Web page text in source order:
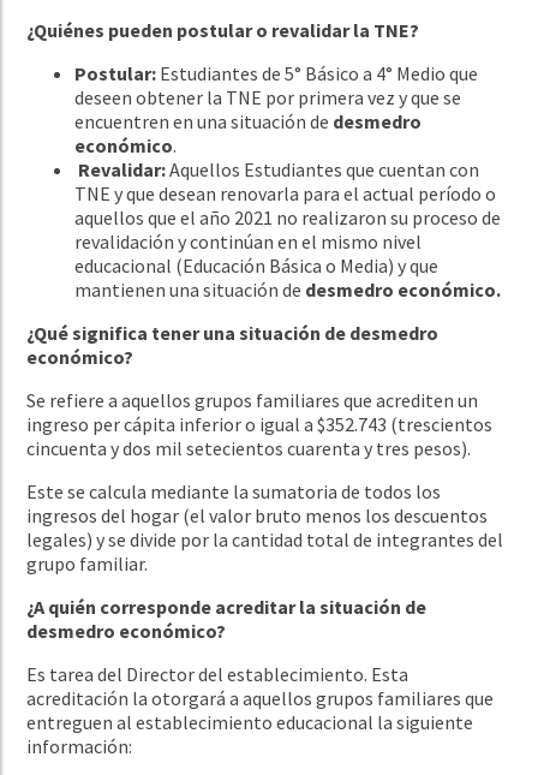
¿Quiénes pueden postular o revalidar la TNE?
Postular: Estudiantes de 5° Básico a 4° Medio que
deseen obtener la TNE por primera vez y que se
encuentren en una situación de desmedro
económico.
Revalidar:Aquellos Estudiantes que cuentan con
TNE y que desean renovarla para el actual período o
aquellos que el año 2021 no realizaron su proceso de
revalidación y continúan en el mismo nivel
educacional (Educación Básica o Media) y que
mantienen una situación de desmedro económico.
¿Qué significa tener una situación de desmedro
económico?
Se refiere a aquellos grupos familiares que acrediten un
ingreso per cápita inferior o igual a $352.743 (trescientos
cincuenta y dos mil setecientos cuarenta y tres pesos).
Este se calcula mediante la sumatoria de todos los
ingresos del hogar (el valor bruto menos los descuentos
legales) y se divide por la cantidad total de integrantes del
grupo familiar.
¿A quién corresponde acreditar la situación de
desmedro económico?
Es tarea del Director del establecimiento. Esta
acreditación la otorgará a aquellos grupos familiares que
entreguen al establecimiento educacional la siguiente
información: